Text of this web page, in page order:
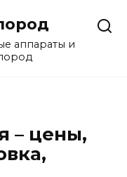
аппараты и
– цены,